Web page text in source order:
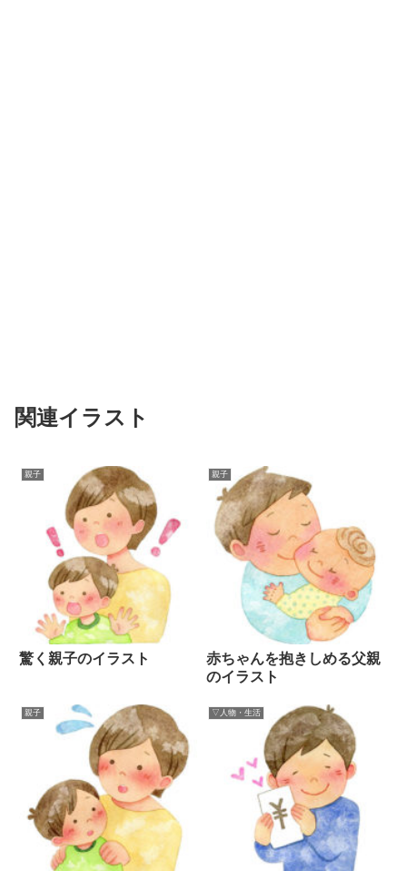
関連イラスト
親子
驚く親子のイラスト
親子
赤ちゃんを抱きしめる父親
のイラスト
親子 ▽人物・生活